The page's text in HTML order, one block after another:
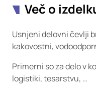
Več o
Usnjeni delovni čevlji
kakovostni,
Primerni so za delo v
logistiki, tesarstvu, …